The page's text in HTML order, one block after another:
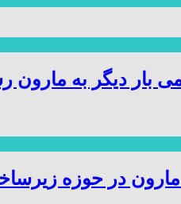
بار دیگر به مارون
در حوزه